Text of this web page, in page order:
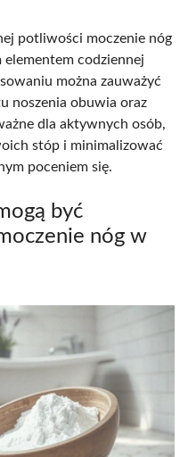
potliwości moczenie nóg
codziennej
można zauważyć
noszenia obuwia oraz
dla aktywnych osób,
stóp i minimalizować
poceniem się.
być
nóg w